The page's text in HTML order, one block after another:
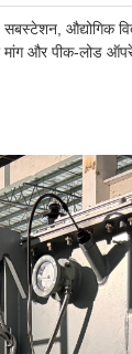
और पीक-लोड